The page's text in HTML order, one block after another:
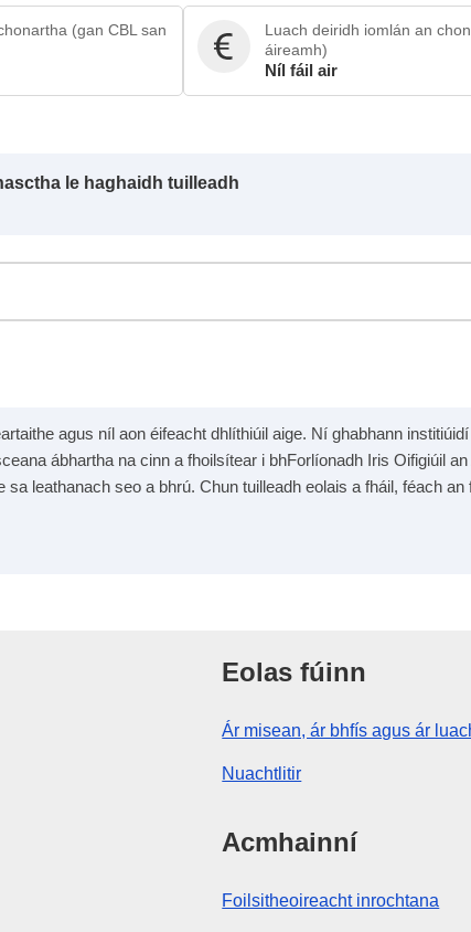
(gan CBL san
Luach deiridh iomlán an
áireamh)
Níl fáil air
le haghaidh tuilleadh
agus níl aon éifeacht dhlíthiúil aige. Ní ghabhann
ábhartha na cinn a fhoilsítear i bhForlíonadh Iris Oifigiúil
leathanach seo a bhrú. Chun tuilleadh eolais a fháil, féach an
Eolas fúinn
Ár misean, ár bhfís agus ár
Nuachtlitir
Acmhainní
Foilsitheoireacht inrochtana